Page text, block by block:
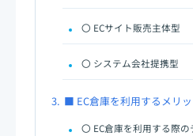
〇 ECサイト販売主体型
〇 システム会社提携型
3. ■ EC倉庫を利用するメリ
〇 EC倉庫を利用する際